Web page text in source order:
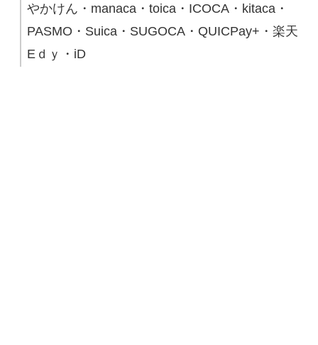
やかけん・manaca・toica・ICOCA・kitaca・
PASMO・Suica・SUGOCA・QUICPay+・楽天
Eｄｙ・iD